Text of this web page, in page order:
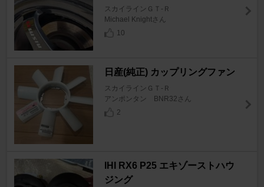
スカイラインＧＴ‐Ｒ
Michael Knightさん
10
日産(純正) カップリングファン
スカイラインＧＴ‐Ｒ
アンポンタン BNR32さん
2
IHI RX6 P25 エキゾーストハウ
ジング